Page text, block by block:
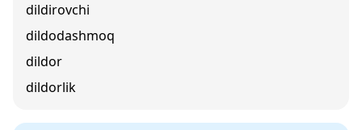
dildirovchi
dildodashmoq
dildor
dildorlik